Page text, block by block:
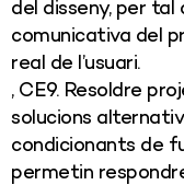
del disseny, per tal
comunicativa del
real de l’usuari.
, CE9. Resoldre
solucions
condicionants de
permetin